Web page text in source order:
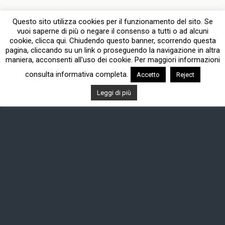
Questo sito utilizza cookies per il funzionamento del sito. Se
vuoi saperne di più o negare il consenso a tutti o ad alcuni
cookie, clicca qui. Chiudendo questo banner, scorrendo questa
pagina, cliccando su un link o proseguendo la navigazione in altra
maniera, acconsenti all'uso dei cookie. Per maggiori informazioni
consulta informativa completa.
Accetto Reject
Leggi di più